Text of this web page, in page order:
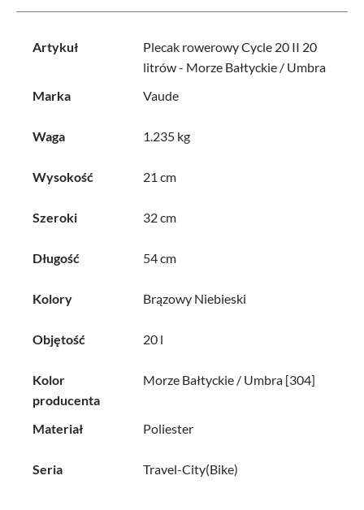
Artykuł
Plecak rowerowy Cycle 20 II 20
litrów - Morze Bałtyckie / Umbra
Marka
Vaude
Waga 1.235 kg
Wysokość 21 cm
Szeroki 32 cm
Długość 54 cm
Kolory Brązowy Niebieski
Objętość 20 l
Kolor
producenta
Morze Bałtyckie / Umbra [304]
Materiał Poliester
Seria Travel-City(Bike)